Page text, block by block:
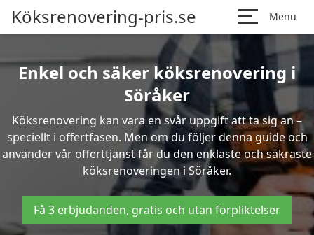
Köksrenovering-pris.se Menu
Enkel och säker köksrenovering i
Söråker
Köksrenovering kan vara en svår uppgift att ta sig an –
speciellt i offertfasen. Men om du följer denna guide och
använder vår offerttjänst får du den enklaste och säkraste
köksrenoveringen i Söråker.
Få 3 erbjudanden, gratis och utan förpliktelser